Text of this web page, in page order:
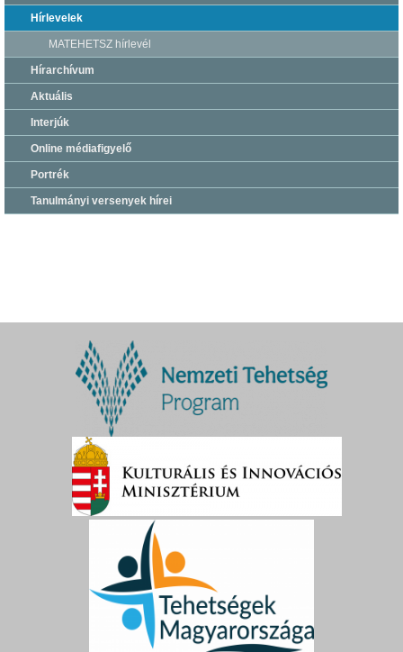
Hírlevelek
MATEHETSZ hírlevél
Hírarchívum
Aktuális
Interjúk
Online médiafigyelő
Portrék
Tanulmányi versenyek hírei